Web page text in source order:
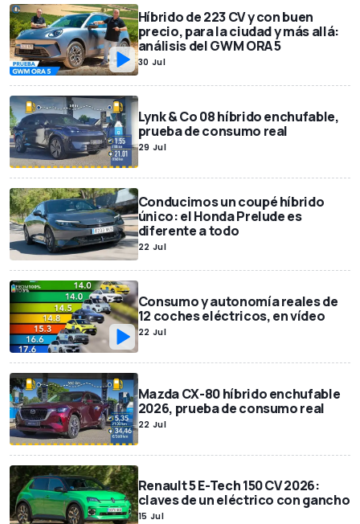
Híbrido de 223 CV y con buen
precio, para la ciudad y más allá:
análisis del GWM ORA 5
30 Jul
Lynk & Co 08 híbrido enchufable,
prueba de consumo real
29 Jul
Conducimos un coupé híbrido
único: el Honda Prelude es
diferente a todo
22 Jul
Consumo y autonomía reales de
12 coches eléctricos, en vídeo
22 Jul
Mazda CX-80 híbrido enchufable
2026, prueba de consumo real
22 Jul
Renault 5 E-Tech 150 CV 2026:
claves de un eléctrico con gancho
15 Jul